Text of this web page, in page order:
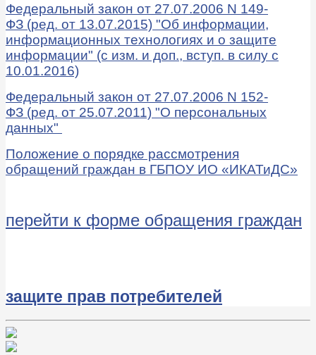
Федеральный закон от 27.07.2006 N 149-
ФЗ (ред. от 13.07.2015) "Об информации,
информационных технологиях и о защите
информации" (с изм. и доп., вступ. в силу с
10.01.2016)
Федеральный закон от 27.07.2006 N 152-
ФЗ (ред. от 25.07.2011) "О персональных
данных"
Положение о порядке рассмотрения
обращений граждан в ГБПОУ ИО «ИКАТиДС»
перейти к форме обращения граждан
защите прав потребителей